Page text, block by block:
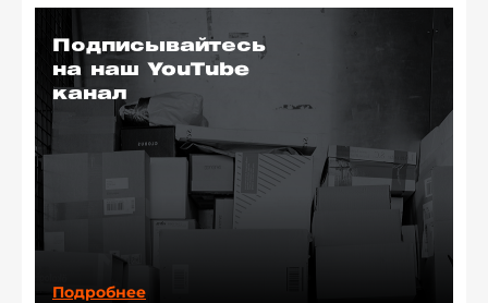
Подписывайтесь
на наш YouTube
канал
Подробнее